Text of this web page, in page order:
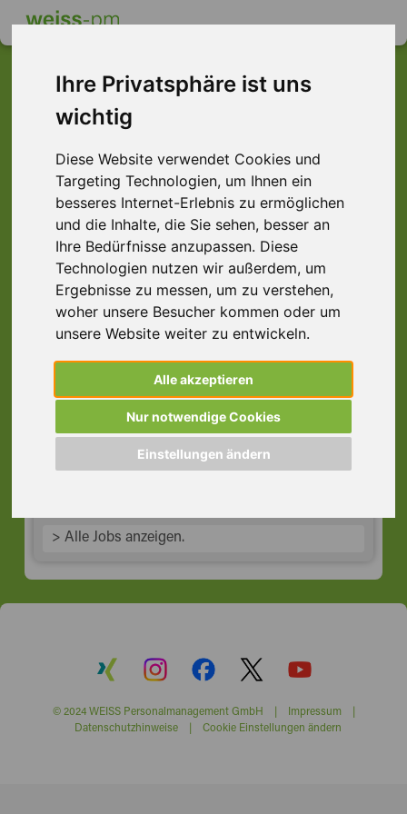
Ihre Privatsphäre ist uns
wichtig
Diese Website verwendet Cookies und
Targeting Technologien, um Ihnen ein
besseres Internet-Erlebnis zu ermöglichen
und die Inhalte, die Sie sehen, besser an
Ihre Bedürfnisse anzupassen. Diese
Technologien nutzen wir außerdem, um
Ergebnisse zu messen, um zu verstehen,
woher unsere Besucher kommen oder um
unsere Website weiter zu entwickeln.
Alle akzeptieren
Nur notwendige Cookies
Einstellungen ändern
Dieser Job ist leider
nicht mehr verfügbar ...
... aber vielleicht ist hier etwas dabei:
Mechatroniker (m/w/d)
Industriemechaniker, Rodgau
63110 Rodgau
> Alle Jobs anzeigen.
© 2024 WEISS Personalmanagement GmbH | Impressum|
Datenschutzhinweise| Cookie Einstellungen ändern